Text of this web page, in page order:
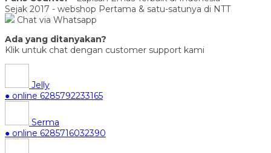
Sejak 2017 - webshop Pertama & satu-satunya di NTT
Chat via Whatsapp
Ada yang ditanyakan?
Klik untuk chat dengan customer support kami
Jelly
● online 6285792233165
Serma
● online 6285716032390